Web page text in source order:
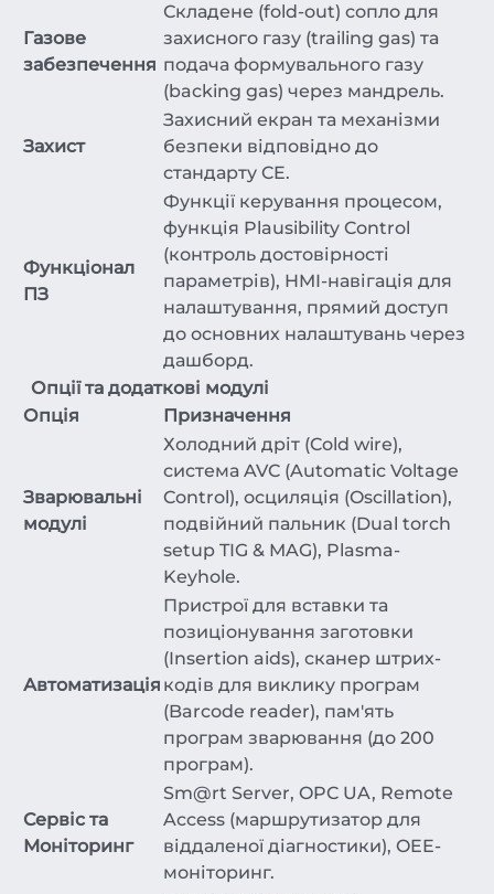
Газове
забезпечення
Складене (fold-out) сопло для
захисного газу (trailing gas) та
подача формувального газу
(backing gas) через мандрель.
Захист
Захисний екран та механізми
безпеки відповідно до
стандарту CE.
Функціонал
ПЗ
Функції керування процесом,
функція Plausibility Control
(контроль достовірності
параметрів), HMI-навігація для
налаштування, прямий доступ
до основних налаштувань через
дашборд.
Опції та додаткові модулі
Опція
Призначення
Зварювальні
модулі
Холодний дріт (Cold wire),
система AVC (Automatic Voltage
Control), осциляція (Oscillation),
подвійний пальник (Dual torch
setup TIG & MAG), Plasma-
Keyhole.
Автоматизація
Пристрої для вставки та
позиціонування заготовки
(Insertion aids), сканер штрих-
кодів для виклику програм
(Barcode reader), пам'ять
програм зварювання (до 200
програм).
Сервіс та
Моніторинг
Sm@rt Server, OPC UA, Remote
Access (маршрутизатор для
віддаленої діагностики), OEE-
моніторинг.